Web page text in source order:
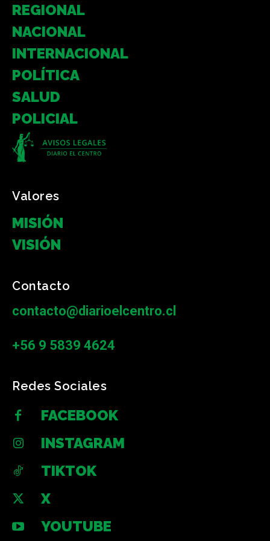
REGIONAL
NACIONAL
INTERNACIONAL
POLÍTICA
SALUD
POLICIAL
Valores
MISIÓN
VISIÓN
Contacto
contacto@diarioelcentro.cl
+56 9 5839 4624
Redes Sociales
FACEBOOK
INSTAGRAM
TIKTOK
X
YOUTUBE